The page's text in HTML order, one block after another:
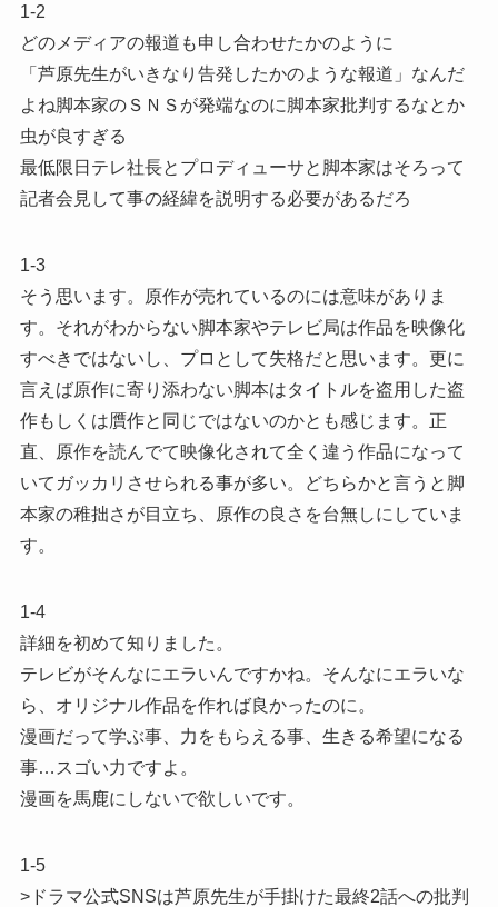
1-2
どのメディアの報道も申し合わせたかのように
「芦原先生がいきなり告発したかのような報道」なんだ
よね脚本家のＳＮＳが発端なのに脚本家批判するなとか
虫が良すぎる
最低限日テレ社長とプロディューサと脚本家はそろって
記者会見して事の経緯を説明する必要があるだろ
1-3
そう思います。原作が売れているのには意味がありま
す。それがわからない脚本家やテレビ局は作品を映像化
すべきではないし、プロとして失格だと思います。更に
言えば原作に寄り添わない脚本はタイトルを盗用した盗
作もしくは贋作と同じではないのかとも感じます。正
直、原作を読んでて映像化されて全く違う作品になって
いてガッカリさせられる事が多い。どちらかと言うと脚
本家の稚拙さが目立ち、原作の良さを台無しにしていま
す。
1-4
詳細を初めて知りました。
テレビがそんなにエラいんですかね。そんなにエラいな
ら、オリジナル作品を作れば良かったのに。
漫画だって学ぶ事、力をもらえる事、生きる希望になる
事…スゴい力ですよ。
漫画を馬鹿にしないで欲しいです。
1-5
>ドラマ公式SNSは芦原先生が手掛けた最終2話への批判